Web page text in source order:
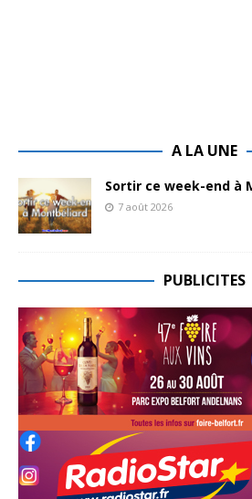
A LA UNE
Sortir ce week-end à
7 août 2026
PUBLICITES